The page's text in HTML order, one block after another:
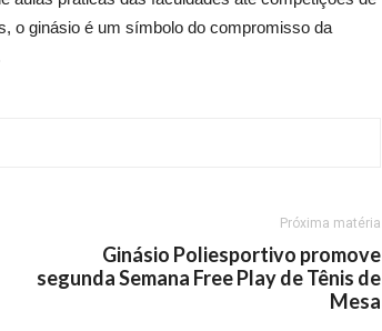
o ginásio é um símbolo do compromisso da
Próxima matéria
Ginásio Poliesportivo promove
segunda Semana Free Play de Tênis de
Mesa